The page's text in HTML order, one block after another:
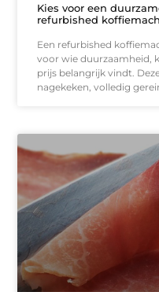
Kies voor een
refurbished
Een refurbished
voor wie duurzaamheid,
prijs belangrijk vindt.
nagekeken, volledig